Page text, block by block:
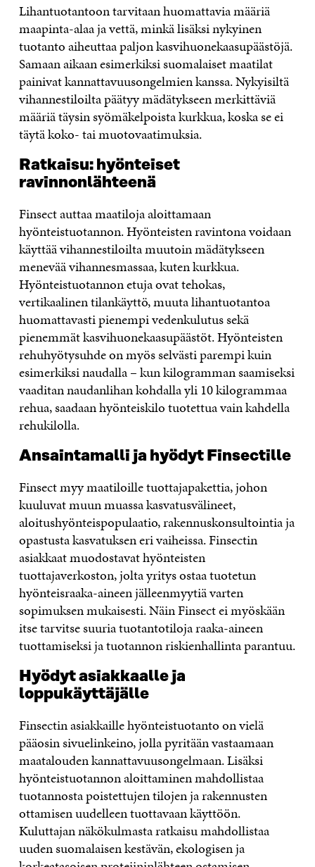
Lihantuotantoon tarvitaan huomattavia määriä
maapinta-alaa ja vettä, minkä lisäksi nykyinen
tuotanto aiheuttaa paljon kasvihuonekaasupäästöjä.
Samaan aikaan esimerkiksi suomalaiset maatilat
painivat kannattavuusongelmien kanssa. Nykyisiltä
vihannestiloilta päätyy mädätykseen merkittäviä
määriä täysin syömäkelpoista kurkkua, koska se ei
täytä koko- tai muotovaatimuksia.
Ratkaisu: hyönteiset
ravinnonlähteenä
Finsect auttaa maatiloja aloittamaan
hyönteistuotannon. Hyönteisten ravintona voidaan
käyttää vihannestiloilta muutoin mädätykseen
menevää vihannesmassaa, kuten kurkkua.
Hyönteistuotannon etuja ovat tehokas,
vertikaalinen tilankäyttö, muuta lihantuotantoa
huomattavasti pienempi vedenkulutus sekä
pienemmät kasvihuonekaasupäästöt. Hyönteisten
rehuhyötysuhde on myös selvästi parempi kuin
esimerkiksi naudalla – kun kilogramman saamiseksi
vaaditan naudanlihan kohdalla yli 10 kilogrammaa
rehua, saadaan hyönteiskilo tuotettua vain kahdella
rehukilolla.
Ansaintamalli ja hyödyt Finsectille
Finsect myy maatiloille tuottajapakettia, johon
kuuluvat muun muassa kasvatusvälineet,
aloitushyönteispopulaatio, rakennuskonsultointia ja
opastusta kasvatuksen eri vaiheissa. Finsectin
asiakkaat muodostavat hyönteisten
tuottajaverkoston, jolta yritys ostaa tuotetun
hyönteisraaka-aineen jälleenmyytiä varten
sopimuksen mukaisesti. Näin Finsect ei myöskään
itse tarvitse suuria tuotantotiloja raaka-aineen
tuottamiseksi ja tuotannon riskienhallinta parantuu.
Hyödyt asiakkaalle ja
loppukäyttäjälle
Finsectin asiakkaille hyönteistuotanto on vielä
pääosin sivuelinkeino, jolla pyritään vastaamaan
maatalouden kannattavuusongelmaan. Lisäksi
hyönteistuotannon aloittaminen mahdollistaa
tuotannosta poistettujen tilojen ja rakennusten
ottamisen uudelleen tuottavaan käyttöön.
Kuluttajan näkökulmasta ratkaisu mahdollistaa
uuden suomalaisen kestävän, ekologisen ja